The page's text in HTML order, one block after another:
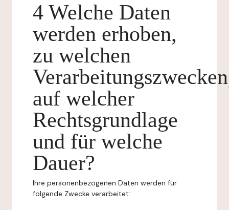
4 Welche Daten
werden erhoben,
zu welchen
auf welcher
Rechtsgrundlage
und für welche
Dauer?
Ihre personenbezogenen Daten werden für
folgende Zwecke verarbeitet: